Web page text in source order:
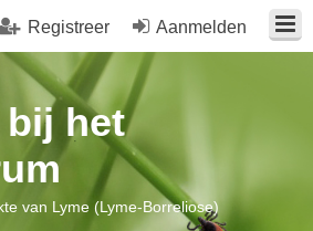
Aanmelden
Registreer
bij het
van Lyme (Lyme-Borreliose)